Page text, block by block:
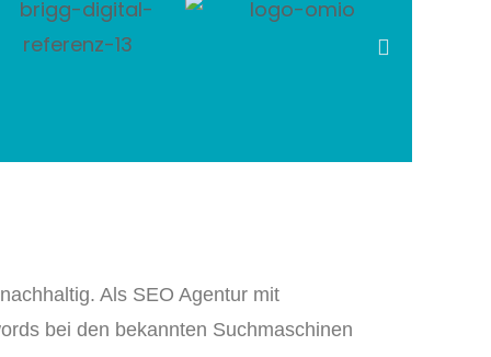
Als SEO Agentur mit
bei den bekannten Suchmaschinen